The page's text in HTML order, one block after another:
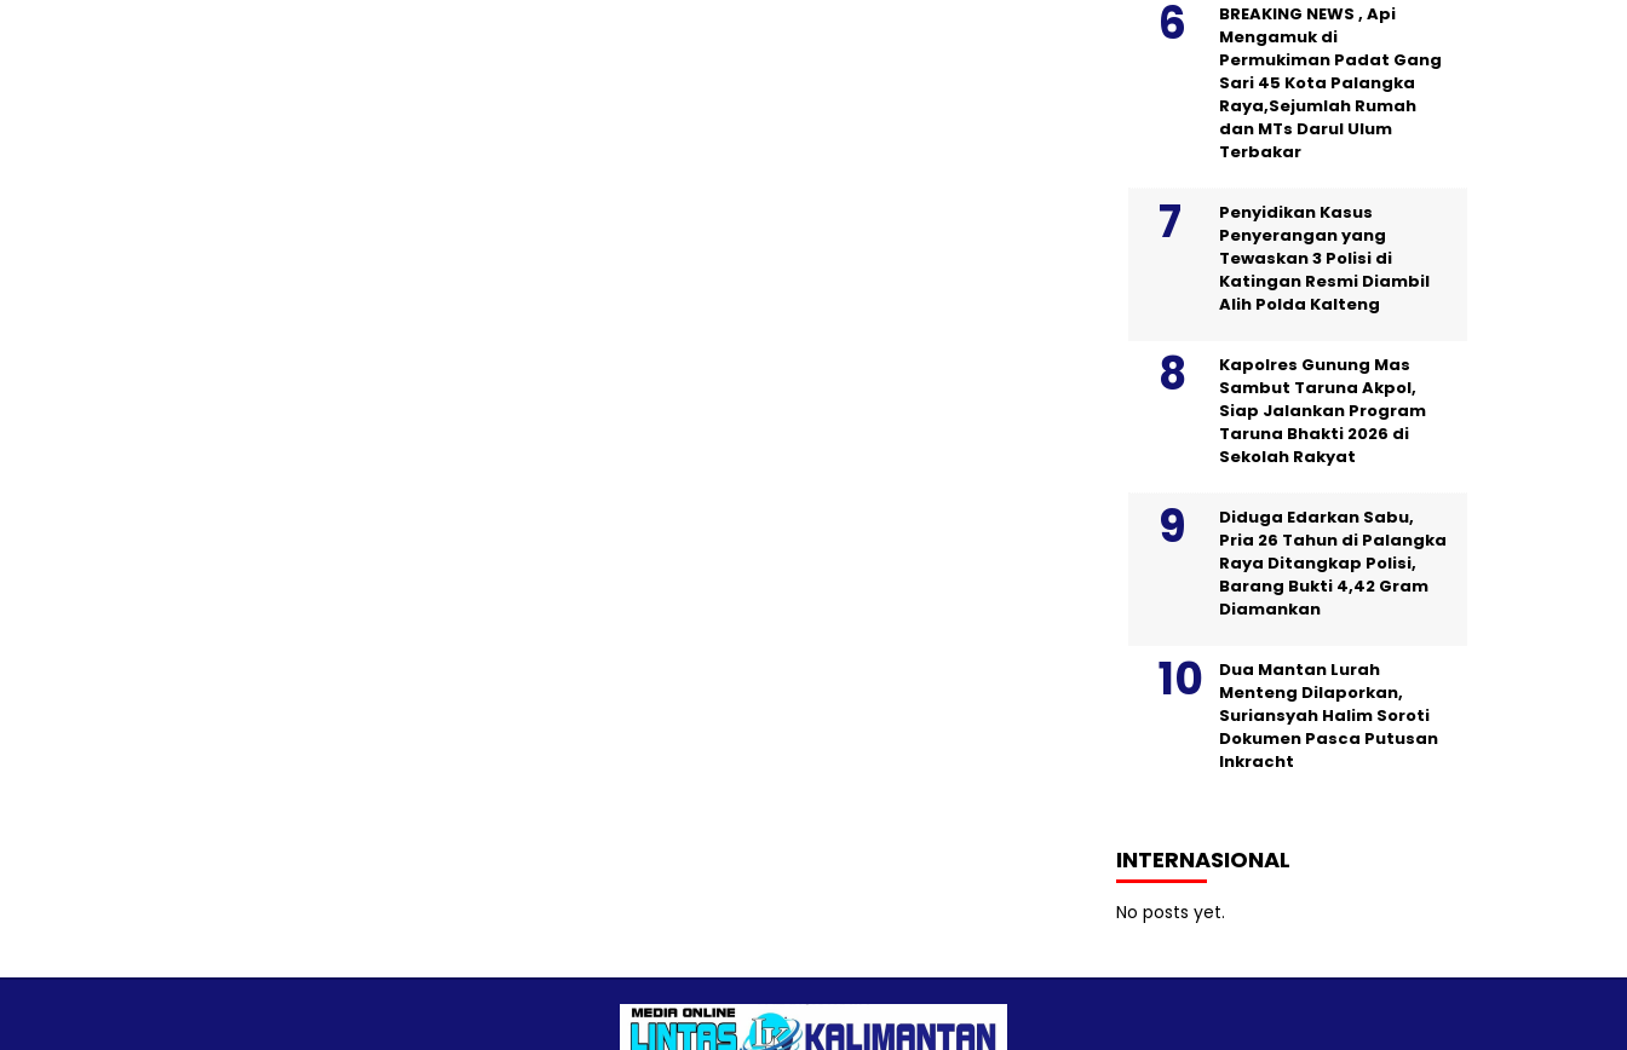
BREAKING NEWS , Api
Mengamuk di
Permukiman Padat Gang
Sari 45 Kota Palangka
Raya,Sejumlah Rumah
dan MTs Darul Ulum
Terbakar
Penyidikan Kasus
Penyerangan yang
Tewaskan 3 Polisi di
Katingan Resmi Diambil
Alih Polda Kalteng
Kapolres Gunung Mas
Sambut Taruna Akpol,
Siap Jalankan Program
Taruna Bhakti 2026 di
Sekolah Rakyat
Diduga Edarkan Sabu,
Pria 26 Tahun di Palangka
Raya Ditangkap Polisi,
Barang Bukti 4,42 Gram
Diamankan
Dua Mantan Lurah
Menteng Dilaporkan,
Suriansyah Halim Soroti
Dokumen Pasca Putusan
Inkracht
INTERNASIONAL
No posts yet.